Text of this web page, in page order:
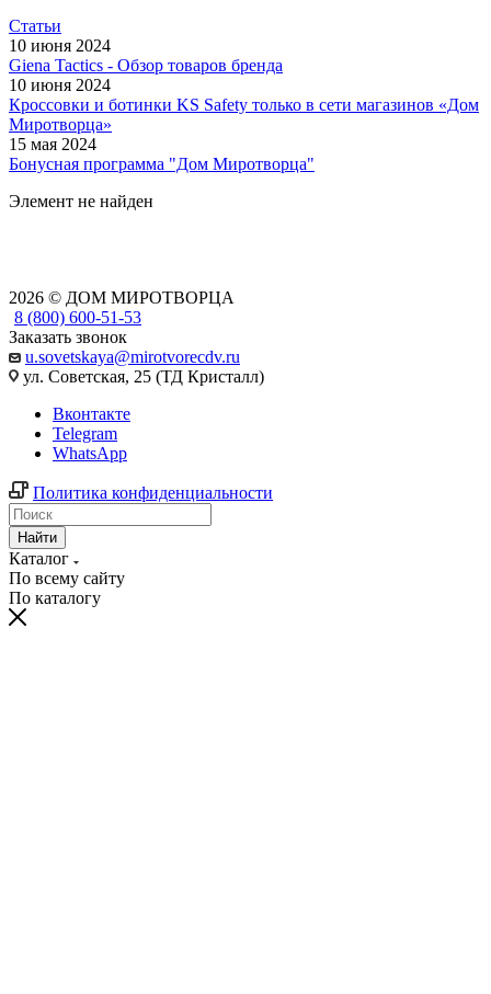
Статьи
10 июня 2024
Giena Tactics - Обзор товаров бренда
10 июня 2024
Кроссовки и ботинки KS Safety только в сети магазинов «Дом
Миротворца»
15 мая 2024
Бонусная программа "Дом Миротворца"
Элемент не найден
2026 © ДОМ МИРОТВОРЦА
8 (800) 600-51-53
Заказать звонок
u.sovetskaya@mirotvorecdv.ru
ул. Советская, 25 (ТД Кристалл)
Вконтакте
Telegram
WhatsApp
Политика конфиденциальности
Найти
Каталог
По всему сайту
По каталогу